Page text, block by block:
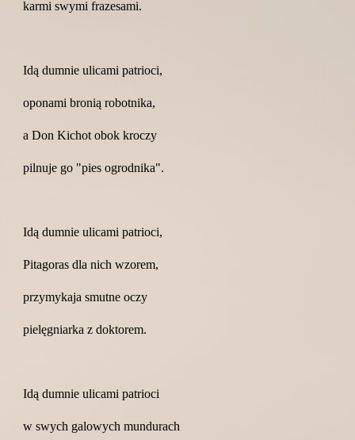
karmi swymi frazesami.
Idą dumnie ulicami patrioci,
oponami bronią robotnika,
a Don Kichot obok kroczy
pilnuje go "pies ogrodnika".
Idą dumnie ulicami patrioci,
Pitagoras dla nich wzorem,
przymykaja smutne oczy
pielęgniarka z doktorem.
Idą dumnie ulicami patrioci
w swych galowych mundurach